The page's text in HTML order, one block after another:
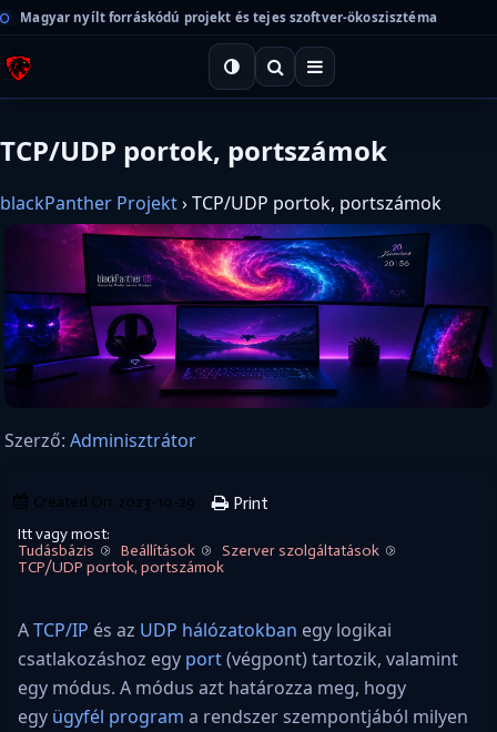
Magyar nyílt forráskódú projekt és tejes szoftver-ökoszisztéma
TCP/UDP portok, portszámok
blackPanther Projekt›TCP/UDP portok, portszámok
Szerző: Adminisztrátor
Created On 2023-10-29 Print
Itt vagy most:
Tudásbázis
Beállítások
Szerver szolgáltatások
TCP/UDP portok, portszámok
ATCP/IP és az UDP hálózatokban egy logikai
csatlakozáshoz egy port(végpont) tartozik, valamint
egy módus. A módus azt határozza meg, hogy
egy ügyfél program a rendszer szempontjából milyen